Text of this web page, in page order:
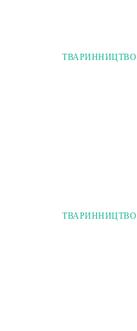
ТВАРИННИЦТВО
ТВАРИННИЦТВО